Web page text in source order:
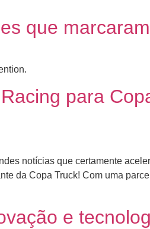
que marcaram
para
notícias que certamente
da Copa Truck! Com uma
e